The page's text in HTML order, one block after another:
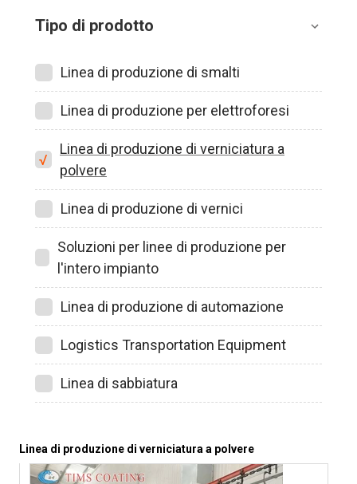
Tipo di prodotto
Linea di produzione di smalti
Linea di produzione per elettroforesi
Linea di produzione di verniciatura a
polvere
Linea di produzione di vernici
Soluzioni per linee di produzione per
l'intero impianto
Linea di produzione di automazione
Logistics Transportation Equipment
Linea di sabbiatura
Linea di produzione di verniciatura a polvere